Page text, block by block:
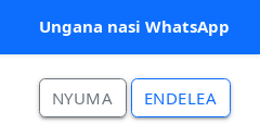
Ungana nasi WhatsApp
NYUMA ENDELEA